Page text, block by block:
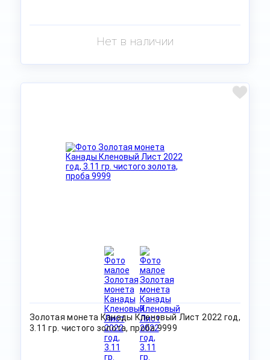
Нет в наличии
Золотая монета Канады Кленовый Лист 2022 год,
3.11 гр. чистого золота, проба 9999